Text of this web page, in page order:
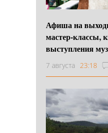
Афиша на
мастер-классы,
выступления
7 августа 23:18